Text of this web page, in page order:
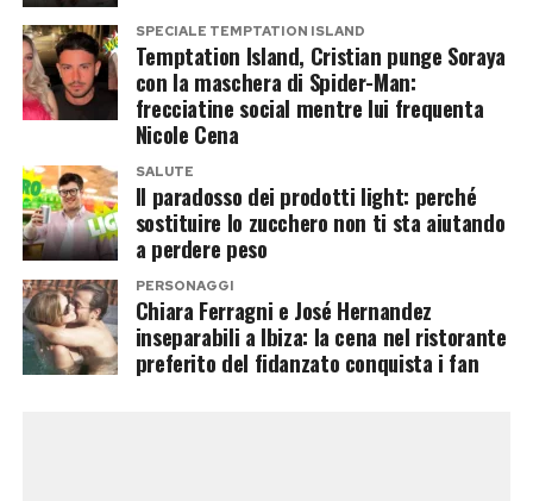
SPECIALE TEMPTATION ISLAND
Temptation Island, Cristian punge Soraya
con la maschera di Spider-Man:
frecciatine social mentre lui frequenta
Nicole Cena
SALUTE
Il paradosso dei prodotti light: perché
sostituire lo zucchero non ti sta aiutando
a perdere peso
PERSONAGGI
Chiara Ferragni e José Hernandez
inseparabili a Ibiza: la cena nel ristorante
preferito del fidanzato conquista i fan